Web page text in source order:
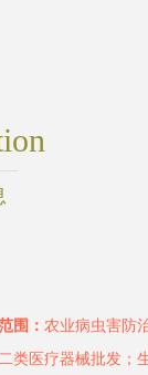
围： 农业病虫害防
类医疗器械批发；